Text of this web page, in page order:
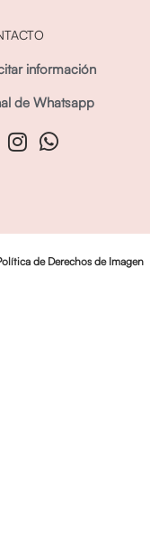
información
de Whatsapp
de Derechos de Imagen